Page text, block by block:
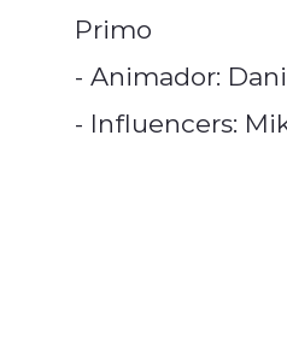
Primo
- Animador:
- Influencers: